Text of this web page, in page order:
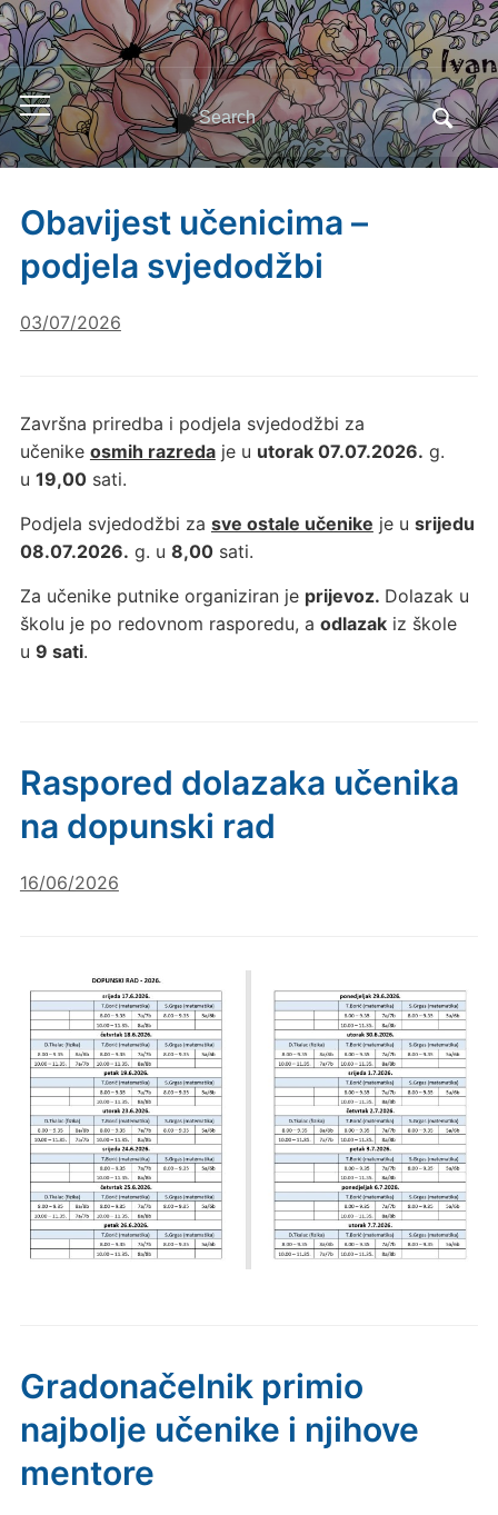
Toggle
mobile
menu
Search
for:
Obavijest učenicima –
podjela svjedodžbi
03/07/2026
Završna priredba i podjela svjedodžbi za
učenike osmih razredaje u utorak 07.07.2026. g.
u 19,00sati.
Podjela svjedodžbi za sve ostale učenike je u srijedu
08.07.2026. g. u 8,00sati.
Za učenike putnike organiziran je prijevoz. Dolazak u
školu je po redovnom rasporedu, a odlazakiz škole
u 9 sati.
Raspored dolazaka učenika
na dopunski rad
16/06/2026
Gradonačelnik primio
najbolje učenike i njihove
mentore